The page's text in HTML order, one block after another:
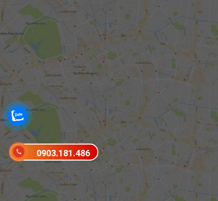
0903.181.486